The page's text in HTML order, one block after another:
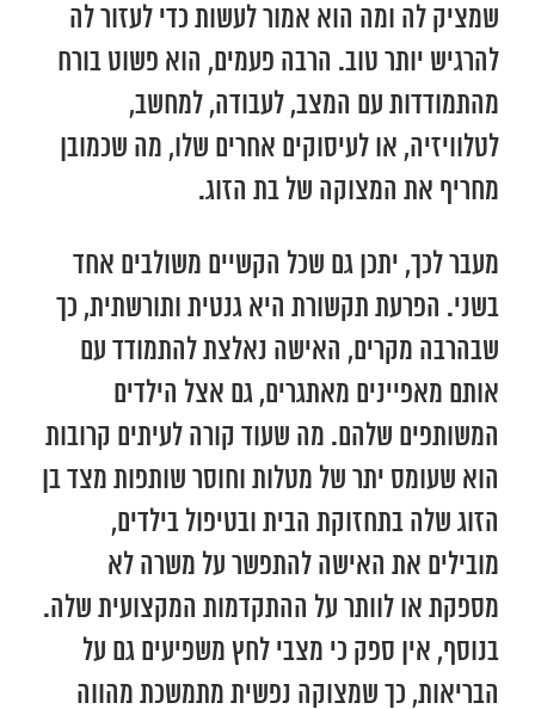
שמציק לה ומה הוא אמור לעשות כדי לעזור לה
להרגיש יותר טוב. הרבה פעמים, הוא פשוט בורח
מהתמודדות עם המצב, לעבודה, למחשב,
לטלוויזיה, או לעיסוקים אחרים שלו, מה שכמובן
מחריף את המצוקה של בת הזוג.
מעבר לכך, יתכן גם שכל הקשיים משולבים אחד
בשני. הפרעת תקשורת היא גנטית ותורשתית, כך
שבהרבה מקרים, האישה נאלצת להתמודד עם
אותם מאפיינים מאתגרים, גם אצל הילדים
המשותפים שלהם. מה שעוד קורה לעיתים קרובות
הוא שעומס יתר של מטלות וחוסר שותפות מצד בן
הזוג שלה בתחזוקת הבית ובטיפול בילדים,
מובילים את האישה להתפשר על משרה לא
מספקת או לוותר על ההתקדמות המקצועית שלה.
בנוסף, אין ספק כי מצבי לחץ משפיעים גם על
הבריאות, כך שמצוקה נפשית מתמשכת מהווה